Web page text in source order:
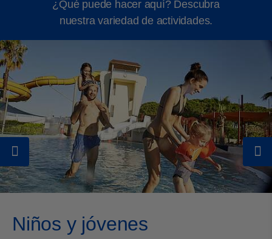
¿Qué puede hacer aquí? Descubra
nuestra variedad de actividades.
Niños y jóvenes